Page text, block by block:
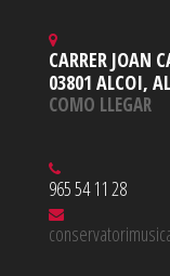
CARRER JOAN
03801 ALCOI,
COMO LLEGAR
965 54 11 28